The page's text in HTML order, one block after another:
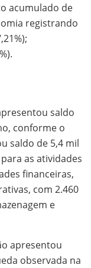
acumulado de
registrando
saldo
conforme o
saldo de 5,4 mil
as atividades
financeiras,
com 2.460
e
apresentou
observada na